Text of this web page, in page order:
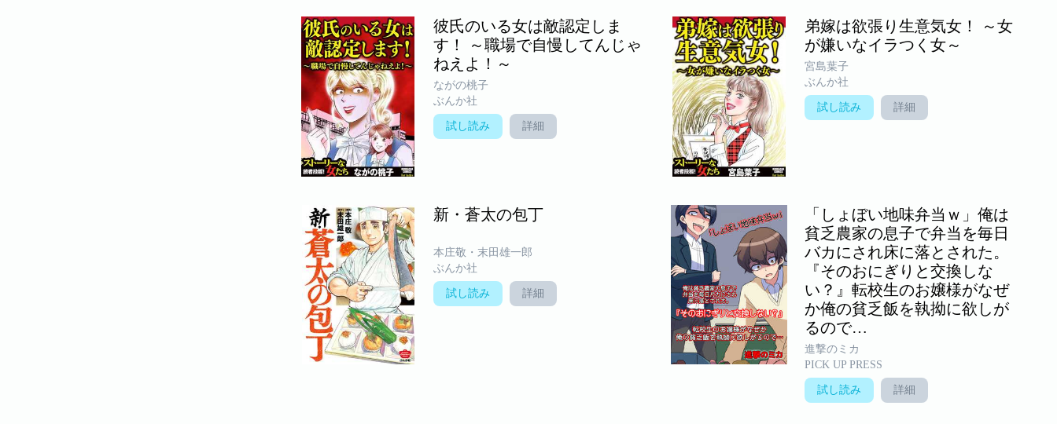
彼氏のいる女は敵認定しま
す！ ～職場で自慢してんじゃ
ねえよ！～
ながの桃子
ぶんか社
試し読み 詳細
弟嫁は欲張り生意気女！ ～女
が嫌いなイラつく女～
宮島葉子
ぶんか社
試し読み 詳細
新・蒼太の包丁
本庄敬・末田雄一郎
ぶんか社
試し読み 詳細
「しょぼい地味弁当ｗ」俺は
貧乏農家の息子で弁当を毎日
バカにされ床に落とされた。
『そのおにぎりと交換しな
い？』転校生のお嬢様がなぜ
か俺の貧乏飯を執拗に欲しが
るので…
進撃のミカ
PICK UP PRESS
試し読み 詳細